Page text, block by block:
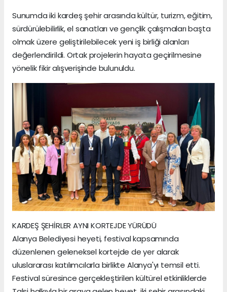
Sunumda iki kardeş şehir arasında kültür, turizm, eğitim,
sürdürülebilirlik, el sanatları ve gençlik çalışmaları başta
olmak üzere geliştirilebilecek yeni iş birliği alanları
değerlendirildi. Ortak projelerin hayata geçirilmesine
yönelik fikir alışverişinde bulunuldu.
KARDEŞ ŞEHİRLER AYNI KORTEJDE YÜRÜDÜ
Alanya Belediyesi heyeti, festival kapsamında
düzenlenen geleneksel kortejde de yer alarak
uluslararası katılımcılarla birlikte Alanya'yı temsil etti.
Festival süresince gerçekleştirilen kültürel etkinliklerde